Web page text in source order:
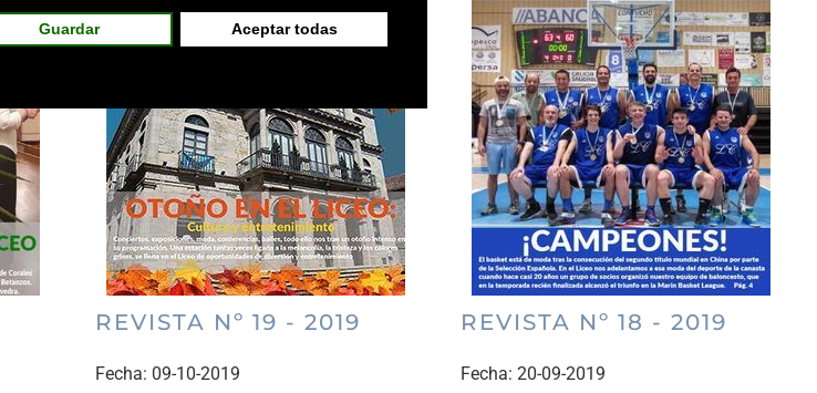
REVISTA Nº 19 - 2019
Fecha: 09-10-2019
REVISTA Nº 18 - 2019
Fecha: 20-09-2019